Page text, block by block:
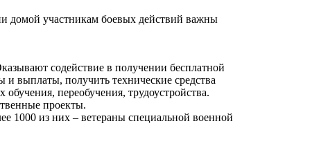
домой участникам боевых действий важны
содействие в получении бесплатной
выплаты, получить технические средства
переобучения, трудоустройства.
проекты.
1000 из них – ветераны специальной военной